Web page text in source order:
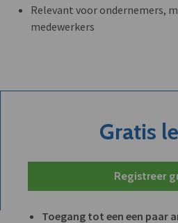
Relevant voor ondernemers,
medewerkers
Gratis
Registreer
Toegang tot een een paar